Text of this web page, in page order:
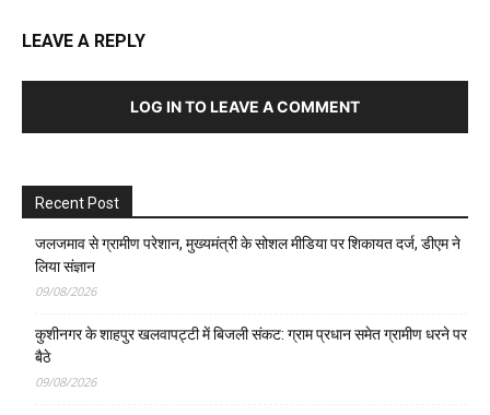
LEAVE A REPLY
LOG IN TO LEAVE A COMMENT
Recent Post
जलजमाव से ग्रामीण परेशान, मुख्यमंत्री के सोशल मीडिया पर शिकायत दर्ज, डीएम ने
लिया संज्ञान
09/08/2026
कुशीनगर के शाहपुर खलवापट्टी में बिजली संकट: ग्राम प्रधान समेत ग्रामीण धरने पर
बैठे
09/08/2026